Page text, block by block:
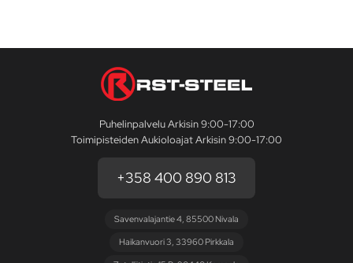
Puhelinpalvelu Arkisin 9:00-17:00
Toimipisteiden Aukioloajat Arkisin 9:00-17:00
+358 400 890 813
Savenvalajantie 4, 85500 Nivala
Haikanvuori 3, 33960 Pirkkala